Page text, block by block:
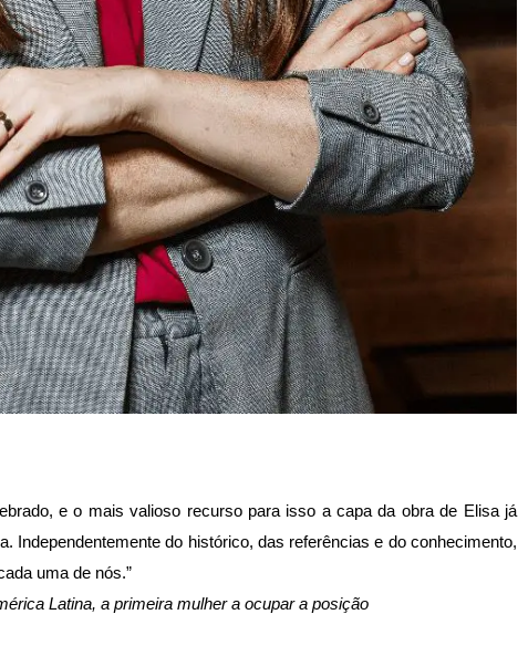
e o mais valioso recurso para isso a capa da obra de Elisa já
Independentemente do histórico, das referências e do conhecimento,
uma de nós.”
Latina, a primeira mulher a ocupar a posição